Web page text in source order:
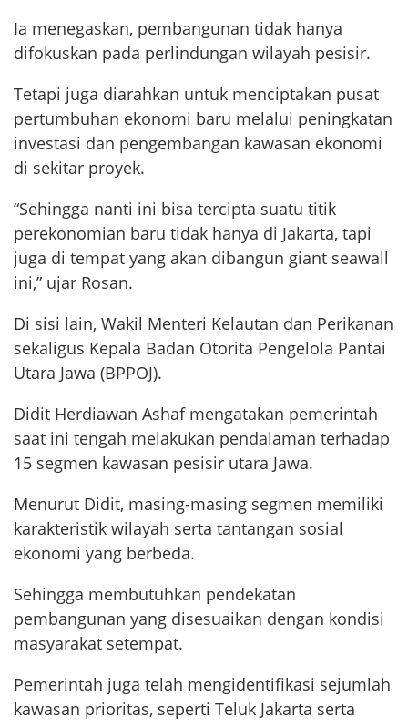
Ia menegaskan, pembangunan tidak hanya
difokuskan pada perlindungan wilayah pesisir.
Tetapi juga diarahkan untuk menciptakan pusat
pertumbuhan ekonomi baru melalui peningkatan
investasi dan pengembangan kawasan ekonomi
di sekitar proyek.
“Sehingga nanti ini bisa tercipta suatu titik
perekonomian baru tidak hanya di Jakarta, tapi
juga di tempat yang akan dibangun giant seawall
ini,” ujar Rosan.
Di sisi lain, Wakil Menteri Kelautan dan Perikanan
sekaligus Kepala Badan Otorita Pengelola Pantai
Utara Jawa (BPPOJ).
Didit Herdiawan Ashaf mengatakan pemerintah
saat ini tengah melakukan pendalaman terhadap
15 segmen kawasan pesisir utara Jawa.
Menurut Didit, masing-masing segmen memiliki
karakteristik wilayah serta tantangan sosial
ekonomi yang berbeda.
Sehingga membutuhkan pendekatan
pembangunan yang disesuaikan dengan kondisi
masyarakat setempat.
Pemerintah juga telah mengidentifikasi sejumlah
kawasan prioritas, seperti Teluk Jakarta serta